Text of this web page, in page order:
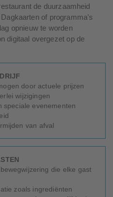
de duurzaamheid
of programma's
opnieuw te worden
digitaal overgezet op de
door actuele prijzen
wijzigingen
speciale evenementen
van afval
die elke gast
zoals ingrediënten